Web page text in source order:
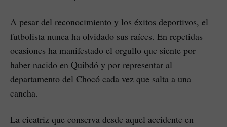
A pesar del reconocimiento y los éxitos deportivos, el
futbolista nunca ha olvidado sus raíces. En repetidas
ocasiones ha manifestado el orgullo que siente por
haber nacido en Quibdó y por representar al
departamento del Chocó cada vez que salta a una
cancha.
La cicatriz que conserva desde aquel accidente en